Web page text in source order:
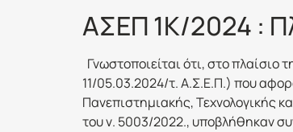
ΑΣΕΠ 1Κ/2024 :
Γνωστοποιείται ότι, στο
11/05.03.2024/τ. Α.Σ.Ε.Π.) που
Πανεπιστημιακής, Τεχνολογικής
του ν. 5003/2022., υποβλήθηκαν